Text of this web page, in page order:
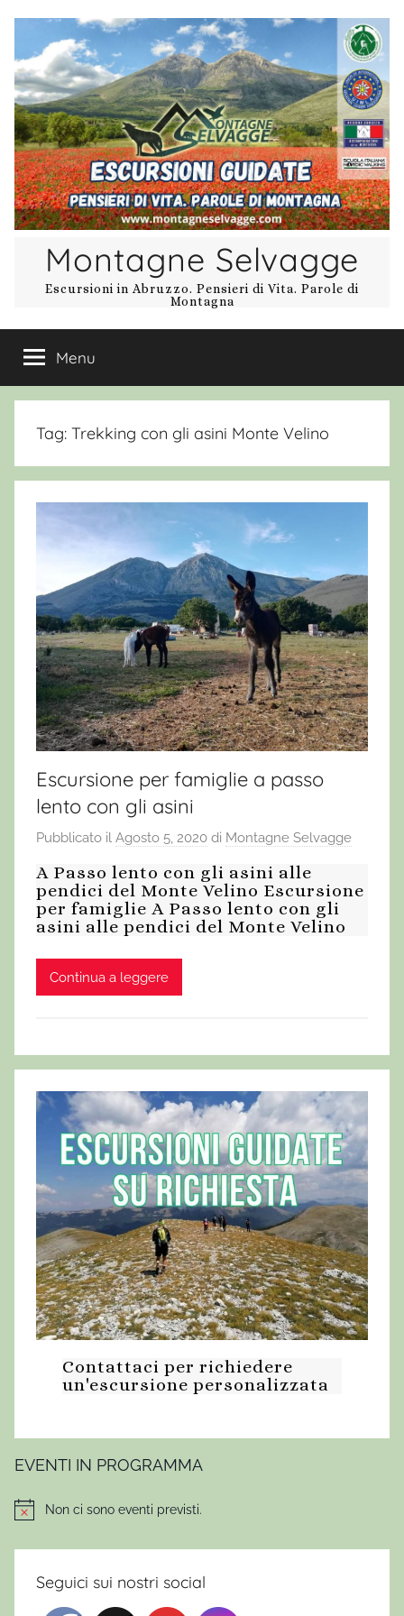
contenuto
Montagne Selvagge
Escursioni in Abruzzo. Pensieri di Vita. Parole di
Montagna
Menu
Tag: Trekking con gli asini Monte Velino
Escursione per famiglie a passo
lento con gli asini
Pubblicato il Agosto 5, 2020 di Montagne Selvagge
A Passo lento con gli asini alle
pendici del Monte Velino Escursione
per famiglie A Passo lento con gli
asini alle pendici del Monte Velino
Continua a leggere
Contattaci per richiedere
un'escursione personalizzata
EVENTI IN PROGRAMMA
NoticeNon ci sono eventi previsti.
Seguici sui nostri social